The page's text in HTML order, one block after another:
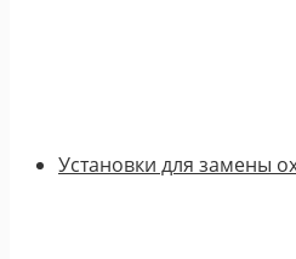
Установки для замены